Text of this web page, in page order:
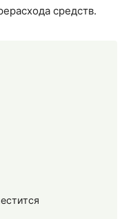
средств.